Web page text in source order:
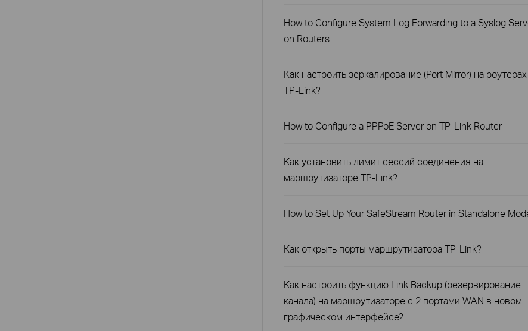
How to Configure System Log Forwarding to a Syslog
on Routers
Как настроить зеркалирование (Port Mirror) на роутерах
TP‑Link?
How to Configure a PPPoE Server on TP-Link Router
Как установить лимит сессий соединения на
маршрутизаторе TP-Link?
How to Set Up Your SafeStream Router in Standalone
Как открыть порты маршрутизатора TP-Link?
Как настроить функцию Link Backup (резервирование
канала) на маршрутизаторе с 2 портами WAN в новом
графическом интерфейсе?